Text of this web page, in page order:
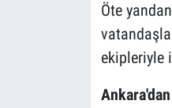
Öte
ekipleriyle